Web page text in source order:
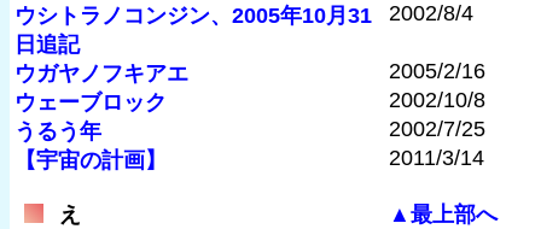
ウシトラノコンジン、2005年10月31
日追記
2002/8/4
ウガヤノフキアエ
2005/2/16
ウェーブロック
2002/10/8
うるう年
2002/7/25
【宇宙の計画】
2011/3/14
え ▲最上部へ